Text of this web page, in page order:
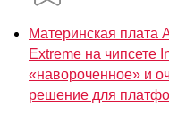
Материнская плата
Extreme на чипсете
«навороченное» и
решение для